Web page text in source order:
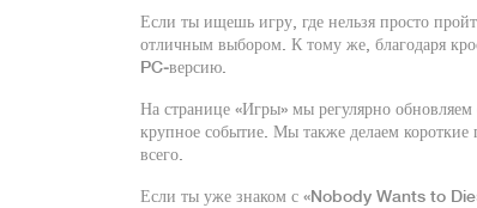
Если ты ищешь игру, где нельзя просто
отличным выбором. К тому же, благодаря
PC‑версию.
На странице «Игры» мы регулярно
крупное событие. Мы также делаем короткие
всего.
Если ты уже знаком с «Nobody Wants to